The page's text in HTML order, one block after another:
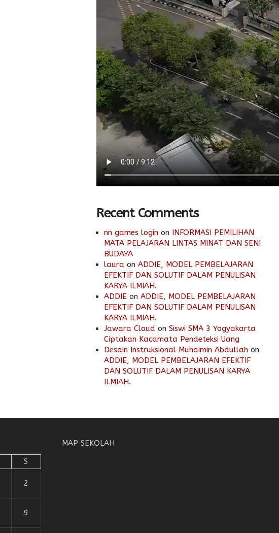
Recent Comments
nn games login on INFORMASI PEMILIHAN
MATA PELAJARAN LINTAS MINAT DAN SENI
BUDAYA
laura on ADDIE, MODEL PEMBELAJARAN
EFEKTIF DAN SOLUTIF DALAM PENULISAN
KARYA ILMIAH.
ADDIE on ADDIE, MODEL PEMBELAJARAN
EFEKTIF DAN SOLUTIF DALAM PENULISAN
KARYA ILMIAH.
Jawara Cloud on Siswi SMA 3 Yogyakarta
Ciptakan Kacamata Pendeteksi Uang
Desain Instruksional Muhaimin Abdullah on
ADDIE, MODEL PEMBELAJARAN EFEKTIF
DAN SOLUTIF DALAM PENULISAN KARYA
ILMIAH.
S
2
9
MAP SEKOLAH